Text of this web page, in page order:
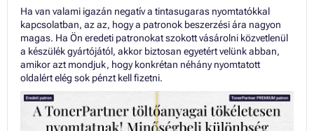
Ha van valami igazán negatív a tintasugaras nyomtatókkal
kapcsolatban, az az, hogy a patronok beszerzési ára nagyon
magas. Ha Ön eredeti patronokat szokott vásárolni közvetlenül
a készülék gyártójától, akkor biztosan egyetért velünk abban,
amikor azt mondjuk, hogy konkrétan néhány nyomtatott
oldalért elég sok pénzt kell fizetni.